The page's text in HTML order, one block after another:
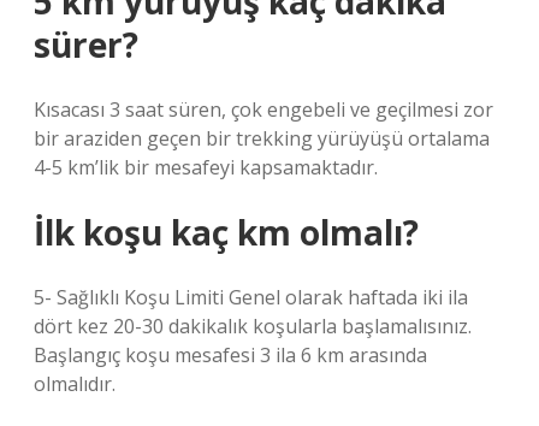
sürer?
Kısacası 3 saat süren, çok engebeli ve geçilmesi zor
bir araziden geçen bir trekking yürüyüşü ortalama
4-5 km’lik bir mesafeyi kapsamaktadır.
İlk koşu kaç km olmalı?
5- Sağlıklı Koşu Limiti Genel olarak haftada iki ila
dört kez 20-30 dakikalık koşularla başlamalısınız.
Başlangıç ​​koşu mesafesi 3 ila 6 km arasında
olmalıdır.